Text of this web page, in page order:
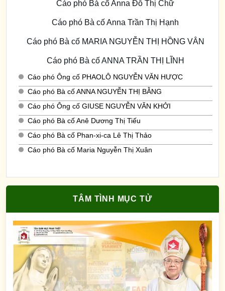
Cáo phó Bà cố Anna Đỗ Thị Chữ
Cáo phó Bà cố Anna Trần Thị Hạnh
Cáo phó Bà cố MARIA NGUYỄN THỊ HỒNG VÂN
Cáo phó Bà cố ANNA TRẦN THỊ LĨNH
Cáo phó Ông cố PHAOLÔ NGUYỄN VĂN HƯỢC
Cáo phó Bà cố ANNA NGUYỄN THỊ BẰNG
Cáo phó Ông cố GIUSE NGUYỄN VĂN KHỞI
Cáo phó Bà cố Anê Dương Thị Tiếu
Cáo phó Bà cố Phan-xi-ca Lê Thị Thảo
Cáo phó Bà cố Maria Nguyễn Thị Xuân
TÂM TÌNH MỤC TỬ